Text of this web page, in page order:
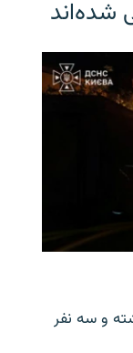
شده‌اند
و سه نفر